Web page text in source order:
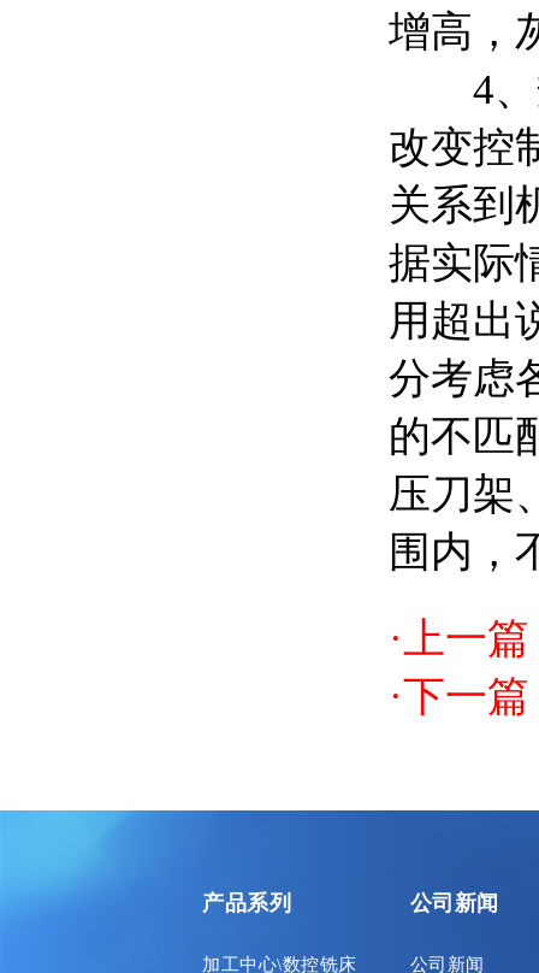
增高，
4
改变控
关系到
据实际
用超出
分考虑
的不匹
压刀架
围内，
·上一
·下一
产品系列
加工中心\数控铣床
公司新闻
公司新闻